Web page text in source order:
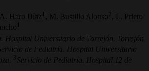
, A. Haro Díaz 1 , M. Bustillo Alonso
, L. Prieto
1
Hospital Universitario de Torrejón. Torrejón
de Pediatría. Hospital Universitario
3 Servicio de Pediatría. Hospital 12 de